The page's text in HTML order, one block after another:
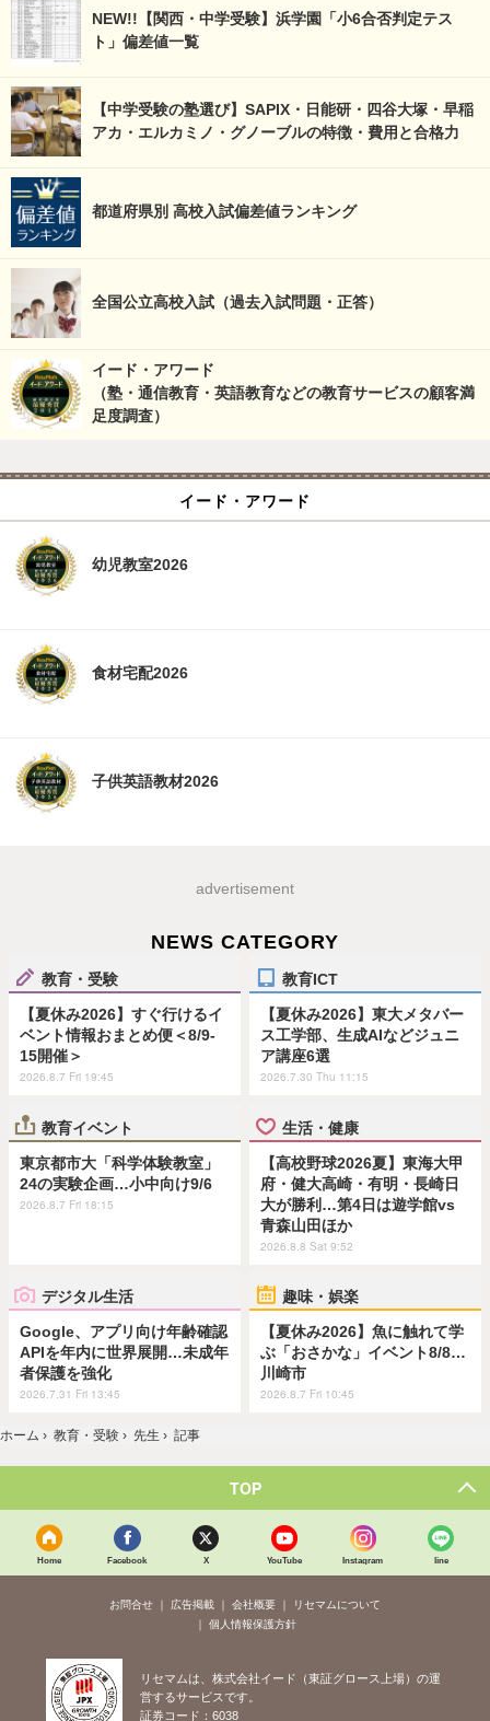
NEW!!【関西・中学受験】浜学園「小6合否判定テス
ト」偏差値一覧
【中学受験の塾選び】SAPIX・日能研・四谷大塚・早稲
アカ・エルカミノ・グノーブルの特徴・費用と合格力
都道府県別 高校入試偏差値ランキング
全国公立高校入試（過去入試問題・正答）
イード・アワード
（塾・通信教育・英語教育などの教育サービスの顧客満
足度調査）
イード・アワード
幼児教室2026
食材宅配2026
子供英語教材2026
advertisement
NEWS CATEGORY
教育・受験
【夏休み2026】すぐ行けるイ
ベント情報おまとめ便＜8/9-
15開催＞
2026.8.7 Fri 19:45
教育ICT
【夏休み2026】東大メタバー
ス工学部、生成AIなどジュニ
ア講座6選
2026.7.30 Thu 11:15
教育イベント
東京都市大「科学体験教室」
24の実験企画…小中向け9/6
2026.8.7 Fri 18:15
生活・健康
【高校野球2026夏】東海大甲
府・健大高崎・有明・長崎日
大が勝利…第4日は遊学館vs
青森山田ほか
2026.8.8 Sat 9:52
デジタル生活
Google、アプリ向け年齢確認
APIを年内に世界展開…未成年
者保護を強化
2026.7.31 Fri 13:45
趣味・娯楽
【夏休み2026】魚に触れて学
ぶ「おさかな」イベント8/8…
川崎市
2026.8.7 Fri 10:45
ホーム › 教育・受験 › 先生 › 記事
TOP
Home Facebook X YouTube Instagram line
お問合せ 広告掲載 会社概要
リセマムについて
個人情報保護方針
リセマムは、株式会社イード（東証グロース上場）の運
営するサービスです。
証券コード：6038